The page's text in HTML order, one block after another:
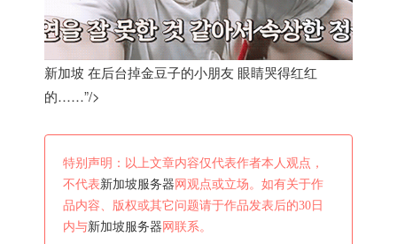
新加坡 在后台掉金豆子的小朋友 眼睛哭得红红
的……”/>
特别声明：以上文章内容仅代表作者本人观点，
不代表新加坡服务器 网观点或立场。如有关于作
品内容、版权或其它问题请于作品发表后的30日
内与新加坡服务器 网联系。